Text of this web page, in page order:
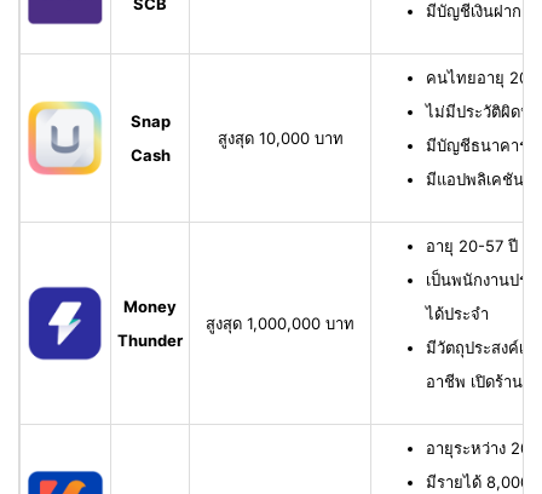
มีบัญชีเงินฝาก
Snap
Cash
สูงสุด 10,000 บาท
คนไทยอายุ 20-
ไม่มีประวัติผิดนั
มีบัญชีธนาคาร ห
มีแอปพลิเคชัน
Money
Thunder
สูงสุด 1,000,000 บาท
อายุ 20-57 ปี มี
เป็นพนักงานปร
ได้ประจำ
มีวัตถุประสงค์เพื่
อาชีพ เปิดร้าน
อายุระหว่าง
มีรายได้ 8,000